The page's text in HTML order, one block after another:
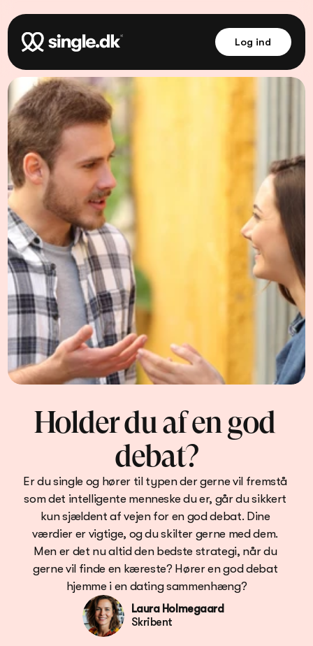
Log ind
Holder du af en god
debat?
Er du single og hører til typen der gerne vil fremstå
som det intelligente menneske du er, går du sikkert
kun sjældent af vejen for en god debat. Dine
værdier er vigtige, og du skilter gerne med dem.
Men er det nu altid den bedste strategi, når du
gerne vil finde en kæreste? Hører en god debat
hjemme i en dating sammenhæng?
Laura Holmegaard
Skribent